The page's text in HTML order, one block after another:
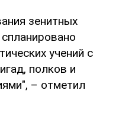
зенитных
учений с
полков и
– отметил